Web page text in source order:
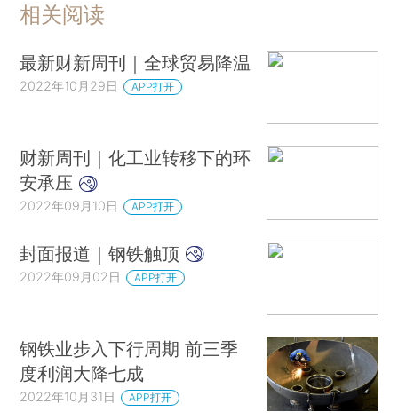
相关阅读
最新财新周刊｜全球贸易降温
2022年10月29日 APP打开
财新周刊｜化工业转移下的环
安承压
2022年09月10日 APP打开
封面报道｜钢铁触顶
2022年09月02日 APP打开
钢铁业步入下行周期 前三季
度利润大降七成
2022年10月31日 APP打开